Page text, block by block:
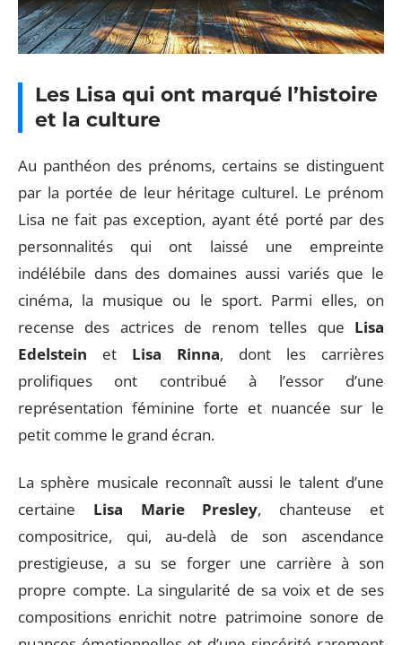
Les Lisa qui ont marqué l’histoire
et la culture
Au panthéon des prénoms, certains se distinguent
par la portée de leur héritage culturel. Le prénom
Lisa ne fait pas exception, ayant été porté par des
personnalités qui ont laissé une empreinte
indélébile dans des domaines aussi variés que le
cinéma, la musique ou le sport. Parmi elles, on
recense des actrices de renom telles que Lisa
Edelstein et Lisa Rinna, dont les carrières
prolifiques ont contribué à l’essor d’une
représentation féminine forte et nuancée sur le
petit comme le grand écran.
La sphère musicale reconnaît aussi le talent d’une
certaine Lisa Marie Presley, chanteuse et
compositrice, qui, au-delà de son ascendance
prestigieuse, a su se forger une carrière à son
propre compte. La singularité de sa voix et de ses
compositions enrichit notre patrimoine sonore de